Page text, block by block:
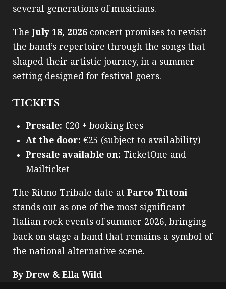
several generations of musicians.
The July 18, 2026 concert promises to revisit
the band’s repertoire through the songs that
shaped their artistic journey, in a summer
setting designed for festival‑goers.
Tickets
Presale: €20 + booking fees
At the door: €25 (subject to availability)
Presale available on: TicketOne and
Mailticket
The Ritmo Tribale date at Parco Tittoni
stands out as one of the most significant
Italian rock events of summer 2026, bringing
back on stage a band that remains a symbol of
the national alternative scene.
By Drew & Ella Wild